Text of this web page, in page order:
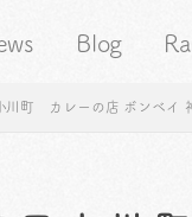
Blog
川町 カレーの店 ボンベイ